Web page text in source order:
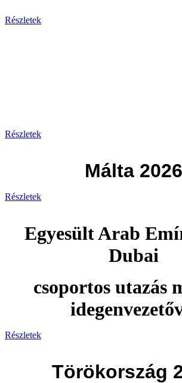
Részletek
Részletek
Málta 2026
Részletek
Egyesült Arab
Dubai
csoportos utazás
Részletek
Törökország